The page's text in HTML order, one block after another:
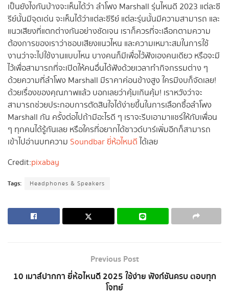
เป็นยังไงกันบ้างจะเห็นได้ว่า ลำโพง Marshall รุ่นไหนดี 2023 แต่ละซี
รีย์นั้นมีจุดเด่น จะเห็นได้ว่าแต่ละซีรีย์ แต่ละรุ่นนั้นมีความสามารถ และ
แนวเสียงที่แตกต่างกันอย่างชัดเจน เราก็ควรที่จะเลือกตามความ
ต้องการของเราว่าชอบเสียงแนวไหน และความเหมาะสมในการใช้
งานว่าจะไปใช้งานแบบไหน บางคนก็มีเพื่อไว้ฟังเองคนเดียว หรือจะมี
ไว้เพื่อสามารถที่จะเปิดให้คนอื่นได้ฟังด้วยเวลาทำกิจกรรมต่าง ๆ
ด้วยความที่ลำโพง Marshall มีราคาค่อนข้างสูง ใครมีงบก็จัดเลย!
ด้วยเรื่องของคุณภาพแล้ว บอกเลยว่าคุ้มเกินคุ้ม! เราหวังว่าจะ
สามารถช่วยประกอบการตัดสินใจได้ง่ายขึ้นในการเลือกซื้อลำโพง
Marshall กัน ครั้งต่อไปถ้ามีอะไรดี ๆ เราจะรีบเอามาแชร์ให้กับเพื่อน
ๆ ทุกคนได้รู้กันเลย หรือใครที่อยากได้ซาวด์บาร์เพิ่มอีกก็สามารถ
เข้าไปอ่านบทความ Soundbar ยี่ห้อไหนดี ได้เลย
Credit:pixabay
Tags: Headphones & Speakers
Previous Post
10 เมาส์ปากกา ยี่ห้อไหนดี 2025 ใช้ง่าย ฟังก์ชันครบ ตอบทุก
โจทย์